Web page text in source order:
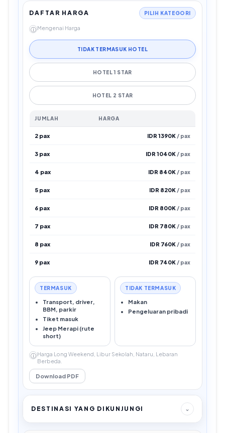
DAFTAR HARGA PILIH KATEGORI
ⓘ Mengenai Harga
TIDAK TERMASUK HOTEL
HOTEL 1 STAR
HOTEL 2 STAR
JUMLAH HARGA
2 pax IDR 1390K / pax
3 pax IDR 1040K / pax
4 pax IDR 840K / pax
5 pax IDR 820K / pax
6 pax IDR 800K / pax
7 pax IDR 780K / pax
8 pax IDR 760K / pax
9 pax IDR 740K / pax
TERMASUK
Transport, driver,
BBM, parkir
Tiket masuk
Jeep Merapi (rute
short)
TIDAK TERMASUK
Makan
Pengeluaran pribadi
ⓘ Harga Long Weekend, Libur Sekolah, Nataru, Lebaran
Berbeda.
Download PDF
DESTINASI YANG DIKUNJUNGI ⌄